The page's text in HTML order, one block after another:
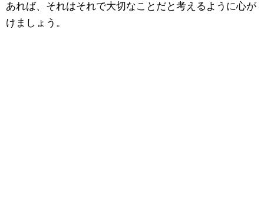
あれば、それはそれで大切なことだと考えるように心が
けましょう。